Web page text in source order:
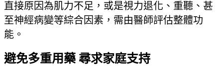
直接原因為肌力不足，或是視力退化、重聽、甚
至神經病變等綜合因素，需由醫師評估整體功
能。
避免多重用藥 尋求家庭支持